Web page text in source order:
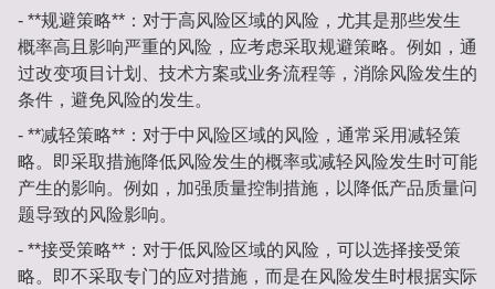
- **规避策略**：对于高风险区域的风险，尤其是那些发生
概率高且影响严重的风险，应考虑采取规避策略。例如，通
过改变项目计划、技术方案或业务流程等，消除风险发生的
条件，避免风险的发生。
- **减轻策略**：对于中风险区域的风险，通常采用减轻策
略。即采取措施降低风险发生的概率或减轻风险发生时可能
产生的影响。例如，加强质量控制措施，以降低产品质量问
题导致的风险影响。
- **接受策略**：对于低风险区域的风险，可以选择接受策
略。即不采取专门的应对措施，而是在风险发生时根据实际